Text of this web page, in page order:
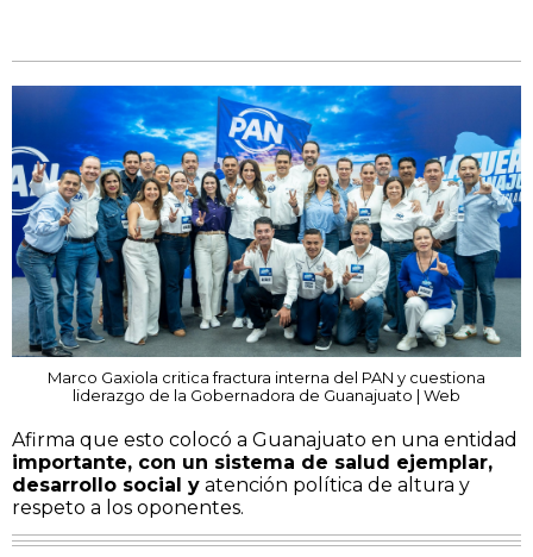
Marco Gaxiola critica fractura interna del PAN y cuestiona
liderazgo de la Gobernadora de Guanajuato | Web
Afirma que esto colocó a Guanajuato en una entidad
importante, con un sistema de salud ejemplar,
desarrollo social y atención política de altura y
respeto a los oponentes.